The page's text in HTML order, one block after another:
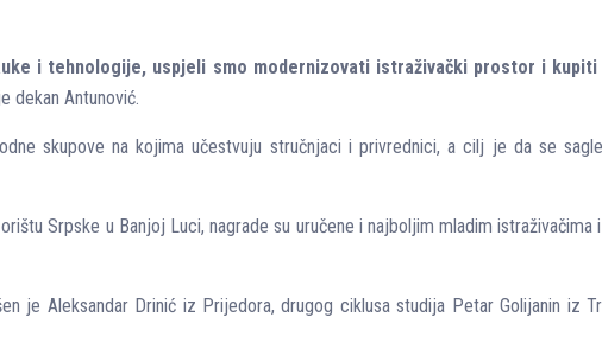
i tehnologije, uspjeli smo modernizovati istraživački prostor i
dekan Antunović.
skupove na kojima učestvuju stručnjaci i privrednici, a cilј je da se
Srpske u Banjoj Luci, nagrade su uručene i najbolјim mladim istraživačima
je Aleksandar Drinić iz Prijedora, drugog ciklusa studija Petar Golijanin iz